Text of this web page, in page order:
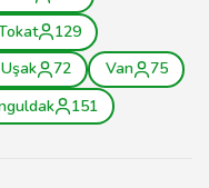
129
Uşak 72 Van
75
151